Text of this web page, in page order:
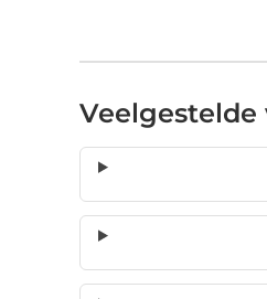
Veelgestelde